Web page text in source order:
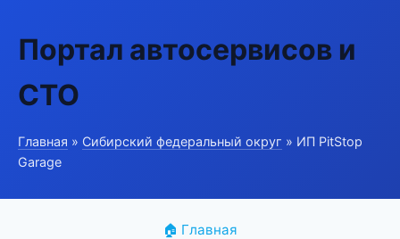
Портал автосервисов и
СТО
Главная » Сибирский федеральный округ » ИП PitStop
Garage
🏠 Главная